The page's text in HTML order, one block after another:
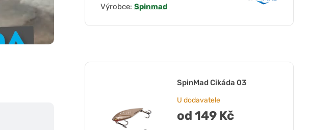
Výrobce: Spinmad
SpinMad Cikáda 03
U dodavatele
od 149 Kč